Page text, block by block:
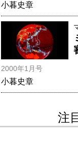
小暮史章
2000年1月号
小暮史章
注